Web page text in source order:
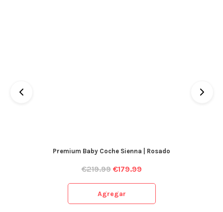
Premium Baby Coche Sienna | Rosado
€219.99 €179.99
Agregar